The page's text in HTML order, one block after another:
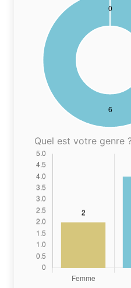
Quel est votre genre